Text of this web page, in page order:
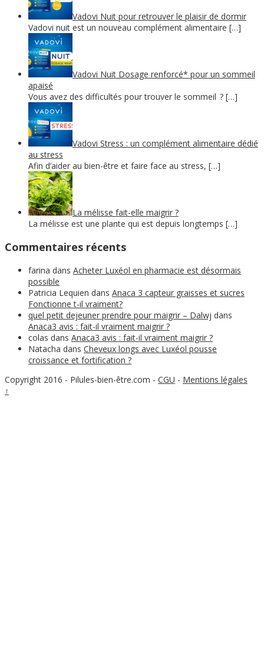
Vadovi Nuit pour retrouver le plaisir de dormir
Vadovi nuit est un nouveau complément alimentaire […]
Vadovi Nuit Dosage renforcé* pour un sommeil
apaisé
Vous avez des difficultés pour trouver le sommeil ? […]
Vadovi Stress : un complément alimentaire dédié
au stress
Afin d’aider au bien-être et faire face au stress, […]
La mélisse fait-elle maigrir ?
La mélisse est une plante qui est depuis longtemps […]
Commentaires récents
farina dans Acheter Luxéol en pharmacie est désormais
possible
Patricia Lequien dans Anaca 3 capteur graisses et sucres
Fonctionne t-il vraiment?
quel petit dejeuner prendre pour maigrir – Dalwj dans
Anaca3 avis : fait-il vraiment maigrir ?
colas dans Anaca3 avis : fait-il vraiment maigrir ?
Natacha dans Cheveux longs avec Luxéol pousse
croissance et fortification ?
Copyright 2016 - Pilules-bien-être.com - CGU - Mentions légales
↑